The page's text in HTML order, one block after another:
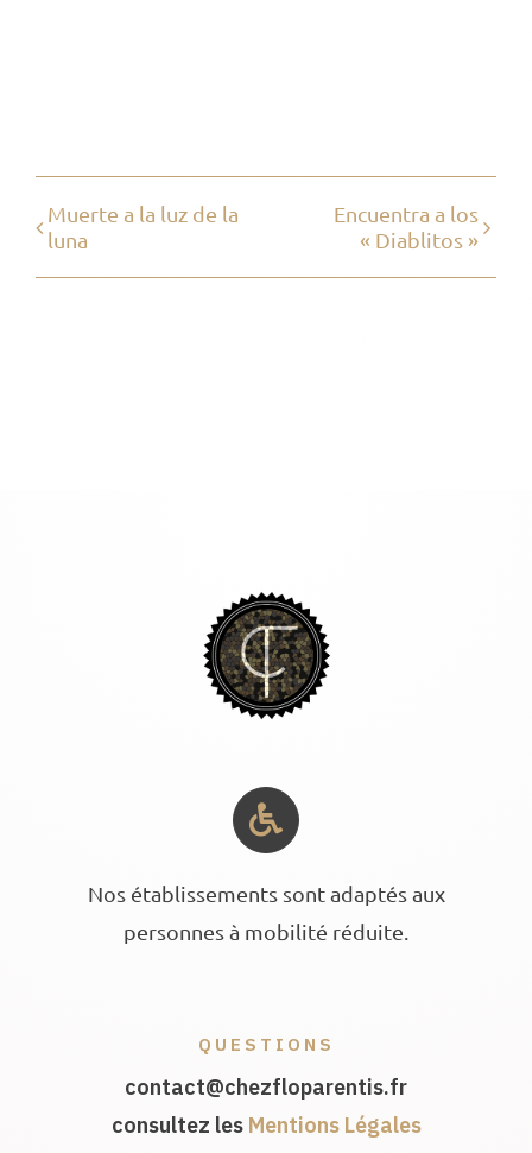
Muerte a la luz de la
luna
Encuentra a los
« Diablitos »
QUESTIONS
contact@chezfloparentis.fr
consultez les Mentions Légales
Nos établissements sont adaptés aux
personnes à mobilité réduite.